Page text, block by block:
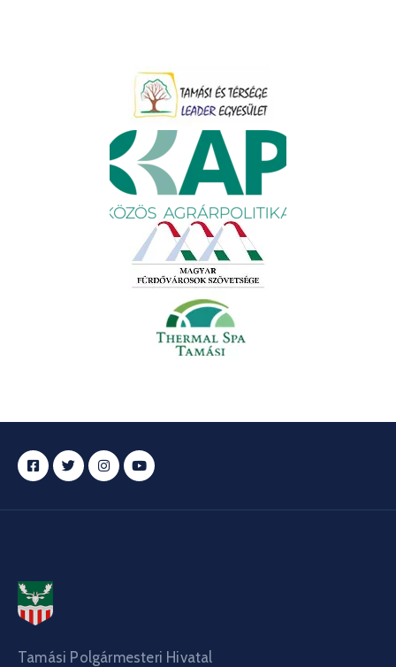
Tamási Polgármesteri Hivatal